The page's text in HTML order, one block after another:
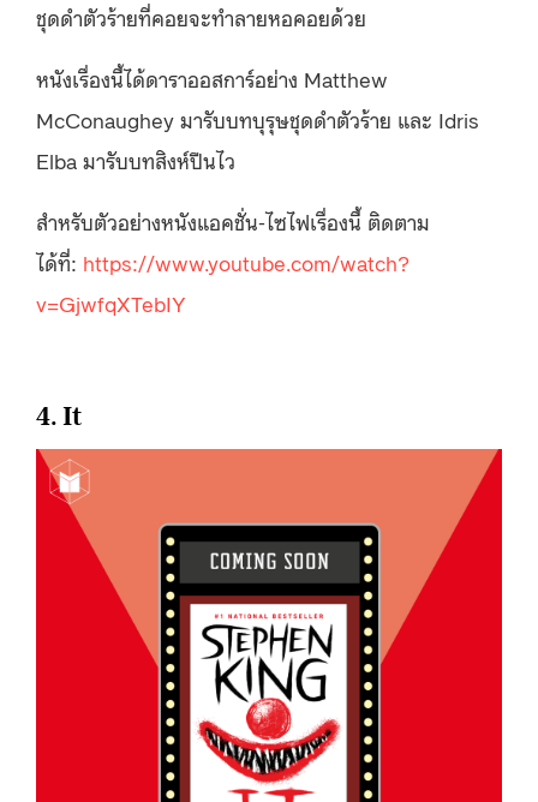
ชุดดำตัวร้ายที่คอยจะทำลายหอคอยด้วย
หนังเรื่องนี้ได้ดาราออสการ์อย่าง Matthew
McConaughey มารับบทบุรุษชุดดำตัวร้าย และ Idris
Elba มารับบทสิงห์ปืนไว
สำหรับตัวอย่างหนังแอคชั่น-ไซไฟเรื่องนี้ ติดตาม
ได้ที่: https://www.youtube.com/watch?
v=GjwfqXTebIY
4. It